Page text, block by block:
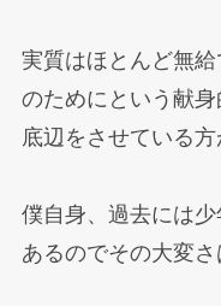
実質はほとんど無
のためにという献
底辺をさせている方
僕自身、過去には
あるのでその大変さ